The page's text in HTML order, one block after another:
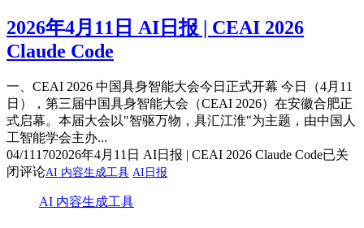
2026年4月11日 AI日报 | CEAI 2026
Claude Code
一、CEAI 2026 中国具身智能大会今日正式开幕 今日（4月11
日），第三届中国具身智能大会（CEAI 2026）在安徽合肥正
式启幕。本届大会以"智驱万物，具汇江淮"为主题，由中国人
工智能学会主办...
04/11 1702026年4月11日 AI日报 | CEAI 2026 Claude Code已关
闭评论AI 内容生成工具 AI日报
AI 内容生成工具